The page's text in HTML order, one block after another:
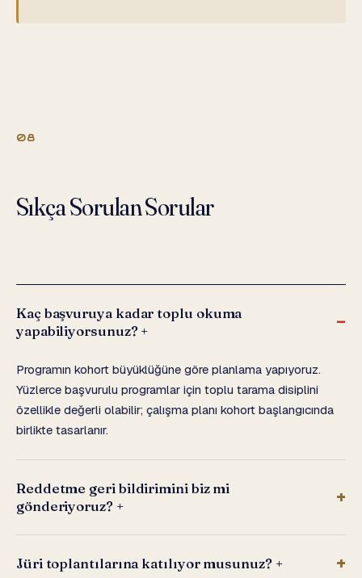
08
Sıkça Sorulan Sorular
Kaç başvuruya kadar toplu okuma
yapabiliyorsunuz? +
Programın kohort büyüklüğüne göre planlama yapıyoruz.
Yüzlerce başvurulu programlar için toplu tarama disiplini
özellikle değerli olabilir; çalışma planı kohort başlangıcında
birlikte tasarlanır.
Reddetme geri bildirimini biz mi
gönderiyoruz? +
Jüri toplantılarına katılıyor musunuz? +